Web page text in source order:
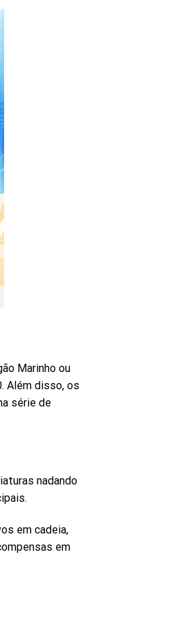
Marinho ou
Além disso, os
série de
nadando
em cadeia,
em